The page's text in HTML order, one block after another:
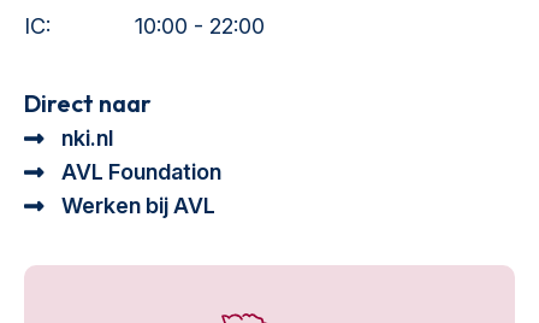
IC:
10:00 - 22:00
Direct naar
nki.nl
AVL Foundation
Werken bij AVL